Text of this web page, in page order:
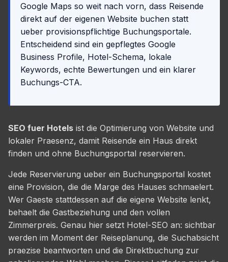
Google Maps so weit nach vorn, dass Reisende
direkt auf der eigenen Website buchen statt
ueber provisionspflichtige Buchungsportale.
Entscheidend sind ein gepflegtes Google
Business Profile, Hotel-Schema, lokale
Keywords, echte Bewertungen und ein klarer
Buchungs-CTA.
SEO fuer Hotels ist die Optimierung von Website und
lokaler Praesenz, damit Reisende ein Haus direkt
finden und ohne Buchungsportal reservieren.
Jede Reservierung ueber ein Buchungsportal kostet
eine Provision, die die Marge des Hauses schmaelert.
Wer Gaeste stattdessen auf die eigene Website lenkt,
behaelt die Gastbeziehung und den vollen
Zimmerpreis. Genau hier setzt Hotel-SEO an: sichtbar
werden im Moment der Reiseplanung, die Suchabsicht
praezise beantworten und die Direktbuchung zur